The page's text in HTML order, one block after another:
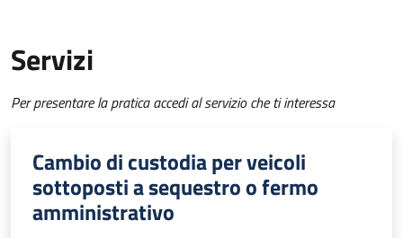
Servizi
Per presentare la pratica accedi al servizio che ti interessa
Cambio di custodia per veicoli
sottoposti a sequestro o fermo
amministrativo